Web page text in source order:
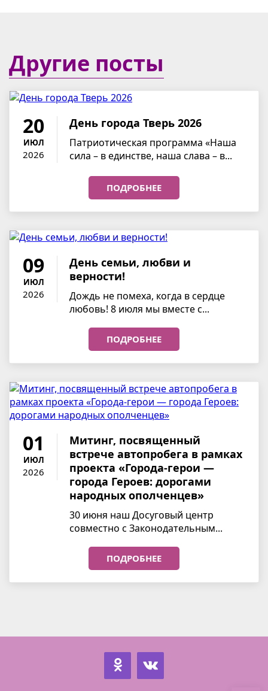
Другие посты
20
ИЮЛ
2026
День города Тверь 2026
Патриотическая программа «Наша
сила – в единстве, наша слава – в...
ПОДРОБНЕЕ
09
ИЮЛ
2026
День семьи, любви и
верности!
Дождь не помеха, когда в сердце
любовь! 8 июля мы вместе с...
ПОДРОБНЕЕ
01
ИЮЛ
2026
Митинг, посвященный
встрече автопробега в рамках
проекта «Города-герои —
города Героев: дорогами
народных ополченцев»
30 июня наш Досуговый центр
совместно с Законодательным...
ПОДРОБНЕЕ